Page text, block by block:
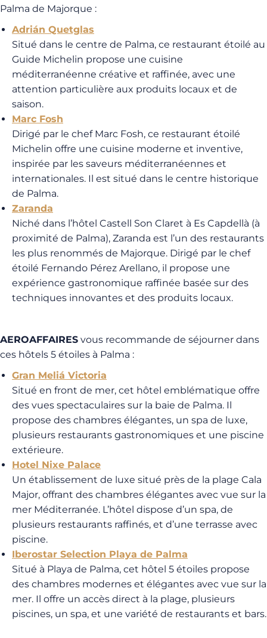
Palma de Majorque :
Adrián Quetglas
Situé dans le centre de Palma, ce restaurant étoilé au
Guide Michelin propose une cuisine
méditerranéenne créative et raffinée, avec une
attention particulière aux produits locaux et de
saison.
Marc Fosh
Dirigé par le chef Marc Fosh, ce restaurant étoilé
Michelin offre une cuisine moderne et inventive,
inspirée par les saveurs méditerranéennes et
internationales. Il est situé dans le centre historique
de Palma.
Zaranda
Niché dans l’hôtel Castell Son Claret à Es Capdellà (à
proximité de Palma), Zaranda est l’un des restaurants
les plus renommés de Majorque. Dirigé par le chef
étoilé Fernando Pérez Arellano, il propose une
expérience gastronomique raffinée basée sur des
techniques innovantes et des produits locaux.
AEROAFFAIRES vous recommande de séjourner dans
ces hôtels 5 étoiles à Palma :
Gran Meliá Victoria
Situé en front de mer, cet hôtel emblématique offre
des vues spectaculaires sur la baie de Palma. Il
propose des chambres élégantes, un spa de luxe,
plusieurs restaurants gastronomiques et une piscine
extérieure.
Hotel Nixe Palace
Un établissement de luxe situé près de la plage Cala
Major, offrant des chambres élégantes avec vue sur la
mer Méditerranée. L’hôtel dispose d’un spa, de
plusieurs restaurants raffinés, et d’une terrasse avec
piscine.
Iberostar Selection Playa de Palma
Situé à Playa de Palma, cet hôtel 5 étoiles propose
des chambres modernes et élégantes avec vue sur la
mer. Il offre un accès direct à la plage, plusieurs
piscines, un spa, et une variété de restaurants et bars.